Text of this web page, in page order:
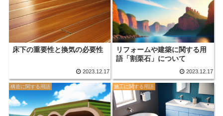
床下の重要性と換気の必要性
2023.12.17
リフォームや建築に関する用
語「割栗石」について
2023.12.17
構造に関する用語 施工に関する用語